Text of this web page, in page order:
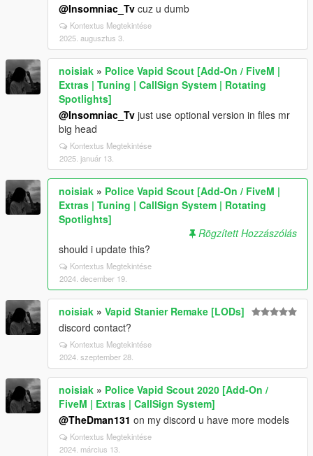
@Insomniac_Tv cuz u dumb
Kontextus Megtekintése
2025. augusztus 3.
noisiak » Police Vapid Scout [Add-On / FiveM |
Extras | Tuning | CallSign System | Rotating
Spotlights]
@Insomniac_Tv just use optional version in files mr
big head
Kontextus Megtekintése
2025. január 13.
noisiak » Police Vapid Scout [Add-On / FiveM |
Extras | Tuning | CallSign System | Rotating
Spotlights]
Rögzített Hozzászólás
should i update this?
Kontextus Megtekintése
2024. december 19.
noisiak » Vapid Stanier Remake [LODs]
discord contact?
Kontextus Megtekintése
2024. szeptember 28.
noisiak » Police Vapid Scout 2020 [Add-On /
FiveM | Extras | CallSign System]
@TheDman131 on my discord u have more models
Kontextus Megtekintése
2024. március 13.